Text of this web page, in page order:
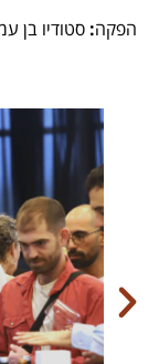
הפקה: סטודיו בן